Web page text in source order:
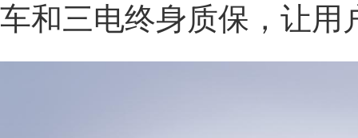
车和三电终身质保，让用